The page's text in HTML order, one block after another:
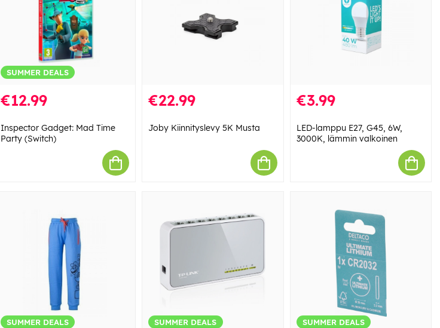
SUMMER DEALS
€12.99
Inspector Gadget: Mad Time
Party (Switch)
€22.99
Joby Kiinnityslevy 5K Musta
€3.99
LED-lamppu E27, G45, 6W,
3000K, lämmin valkoinen
SUMMER DEALS SUMMER DEALS SUMMER DEALS